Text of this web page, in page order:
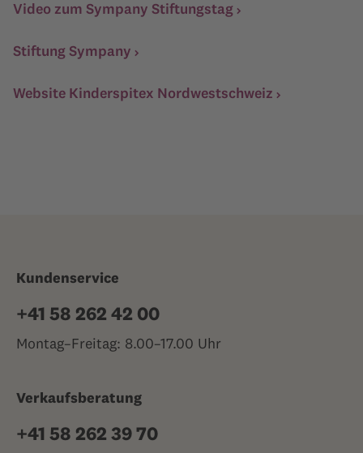
Video zum Sympany Stiftungstag
Stiftung Sympany
Website Kinderspitex Nordwestschweiz
Kundenservice
+41 58 262 42 00
Montag–Freitag: 8.00–17.00 Uhr
Verkaufsberatung
+41 58 262 39 70